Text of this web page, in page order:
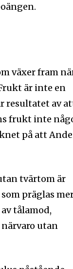
växer fram
är inte en
resultatet av
frukt inte
på att
tvärtom är
präglas
tålamod,
utan